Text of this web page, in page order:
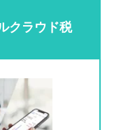
クラウド税